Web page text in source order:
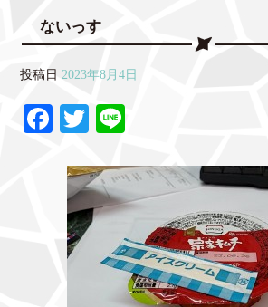
ないっす
投稿日 2023年8月4日
Fa
bo
ok
T
tte
r